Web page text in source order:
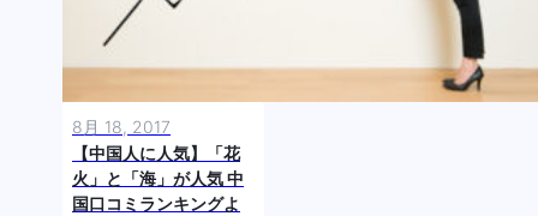
8月 18, 2017
【中国人に人気】「花
火」と「海」が人気 中
国口コミランキングよ